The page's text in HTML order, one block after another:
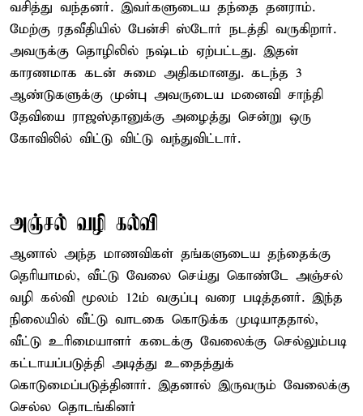
வசித்து வந்தனர். இவர்களுடைய தந்தை தனராம்.
மேற்கு ரதவீதியில் பேன்சி ஸ்டோர் நடத்தி வருகிறார்.
அவருக்கு தொழிலில் நஷ்டம் ஏற்பட்டது. இதன்
காரணமாக கடன் சுமை அதிகமானது. கடந்த 3
ஆண்டுகளுக்கு முன்பு அவருடைய மனைவி சாந்தி
தேவியை ராஜஸ்தானுக்கு அழைத்து சென்று ஒரு
கோவிலில் விட்டு விட்டு வந்துவிட்டார்.
அஞ்சல் வழி கல்வி
ஆனால் அந்த மாணவிகள் தங்களுடைய தந்தைக்கு
தெரியாமல், வீட்டு வேலை செய்து கொண்டே அஞ்சல்
வழி கல்வி மூலம் 12ம் வகுப்பு வரை படித்தனர். இந்த
நிலையில் வீட்டு வாடகை கொடுக்க முடியாததால்,
வீட்டு உரிமையாளர் கடைக்கு வேலைக்கு செல்லும்படி
கட்டாயப்படுத்தி அடித்து உதைத்துக்
கொடுமைப்படுத்தினார். இதனால் இருவரும் வேலைக்கு
செல்ல தொடங்கினர்